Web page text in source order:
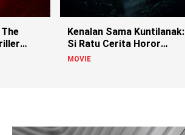
Kenalan Sama Kuntilanak:
Si Ratu Cerita Horor
Indonesia!
MOVIE